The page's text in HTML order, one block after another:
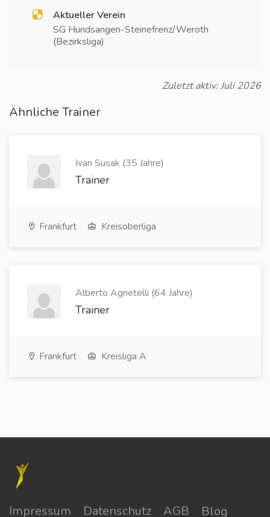
Aktueller Verein
SG Hundsangen-Steinefrenz/Weroth
(Bezirksliga)
Zuletzt aktiv: Juli 2026
Ähnliche Trainer
Ivan Susak (35 Jahre)
Trainer
Frankfurt Kreisoberliga
Alberto Agnetelli (64 Jahre)
Trainer
Frankfurt Kreisliga A
Impressum Datenschutz AGB Blog